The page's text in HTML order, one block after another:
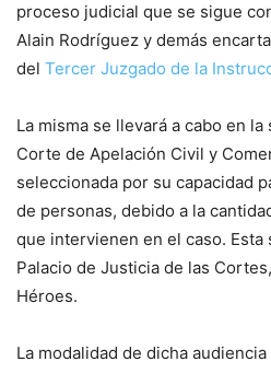
proceso judicial que se sigue
Alain Rodríguez y demás
del Tercer Juzgado de la
La misma se llevará a cabo en
Corte de Apelación Civil y
seleccionada por su capacidad
de personas, debido a la
que intervienen en el caso. Esta
Palacio de Justicia de las
Héroes.
La modalidad de dicha